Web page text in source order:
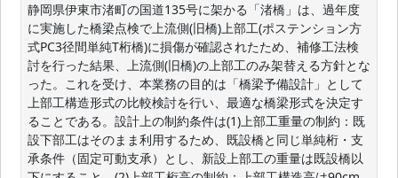
静岡県伊東市渚町の国道135号に架かる「渚橋」は、過年度
に実施した橋梁点検で上流側(旧橋)上部工(ポステンション方
式PC3径間単純T桁橋)に損傷が確認されたため、補修工法検
討を行った結果、上流側(旧橋)の上部工のみ架替える方針とな
った。これを受け、本業務の目的は「橋梁予備設計」として
上部工構造形式の比較検討を行い、最適な橋梁形式を決定す
ることである。設計上の制約条件は(1)上部工重量の制約：既
設下部工はそのまま利用するため、既設橋と同じ単純桁・支
承条件（固定可動支承）とし、新設上部工の重量は既設橋以